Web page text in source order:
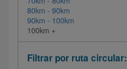
80km - 90km
90km - 100km
100km +
Filtrar por ruta circular: